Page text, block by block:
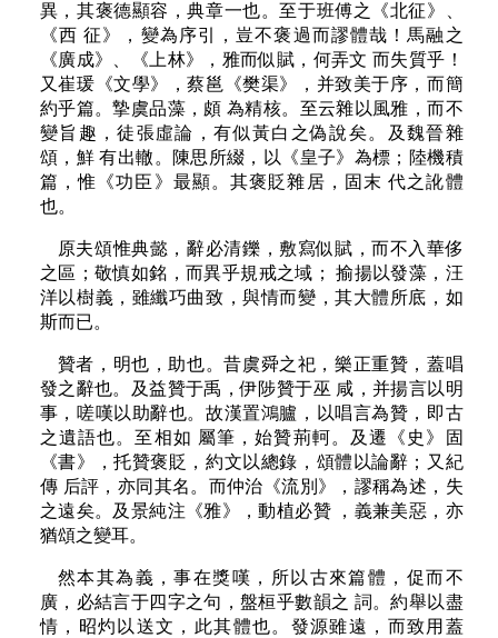
異，其褒德顯容，典章一也。至于班傅之《北征》、
《西 征》，變為序引，豈不褒過而謬體哉！馬融之
《廣成》、《上林》，雅而似賦，何弄文 而失質乎！
又崔瑗《文學》，蔡邕《樊渠》，并致美于序，而簡
約乎篇。摯虞品藻，頗 為精核。至云雜以風雅，而不
變旨趣，徒張虛論，有似黃白之偽說矣。及魏晉雜
頌，鮮 有出轍。陳思所綴，以《皇子》為標；陸機積
篇，惟《功臣》最顯。其褒貶雜居，固末 代之訛體
也。
原夫頌惟典懿，辭必清鑠，敷寫似賦，而不入華侈
之區；敬慎如銘，而異乎規戒之域； 揄揚以發藻，汪
洋以樹義，雖纖巧曲致，與情而變，其大體所底，如
斯而已。
贊者，明也，助也。昔虞舜之祀，樂正重贊，蓋唱
發之辭也。及益贊于禹，伊陟贊于巫 咸，并揚言以明
事，嗟嘆以助辭也。故漢置鴻臚，以唱言為贊，即古
之遺語也。至相如 屬筆，始贊荊軻。及遷《史》固
《書》，托贊褒貶，約文以總錄，頌體以論辭；又紀
傳 后評，亦同其名。而仲治《流別》，謬稱為述，失
之遠矣。及景純注《雅》，動植必贊 ，義兼美惡，亦
猶頌之變耳。
然本其為義，事在獎嘆，所以古來篇體，促而不
廣，必結言于四字之句，盤桓乎數韻之 詞。約舉以盡
情，昭灼以送文，此其體也。發源雖遠，而致用蓋